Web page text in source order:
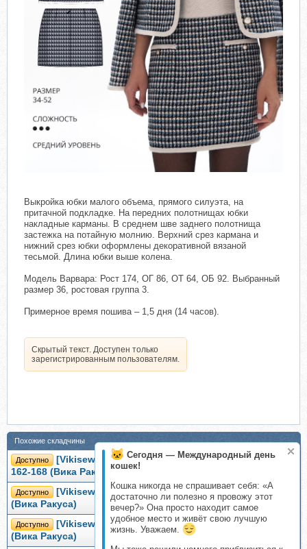
Сегодня — Международный день
кошек!
Кошка никогда не спрашивает себя: «А
достаточно ли полезно я провожу этот
вечер?» Она просто находит самое
удобное место и живёт свою лучшую
жизнь. Уважаем.
Выкройка юбки малого объема, прямого силуэта, на
притачной подкладке. На передних полотнищах юбки
накладные карманы. В среднем шве заднего полотнища
застежка на потайную молнию. Верхний срез кармана и
нижний срез юбки оформлены декоративной вязаной
тесьмой. Длина юбки выше колена.
Модель Варвара: Рост 174, ОГ 86, ОТ 64, ОБ 92. Выбранный
размер 36, ростовая группа 3.
Примерное время пошива – 1,5 дня (14 часов).
Скрытый текст. Доступен только
зарегистрированным пользователям.
Похожие складчины
Доступно
[Vikisews] Юбка Сальма. Размеры 34-52. Рост
162-168 (Вика Ракуса)
Доступно
[Vikisews] Юбка Джейн размер 34-52 рост 162-168
(Вика Ракуса)
Доступно
[Vikisews] Юбка Лайс. Размер 34-52. Рост 162-168
(Вика Ракуса)